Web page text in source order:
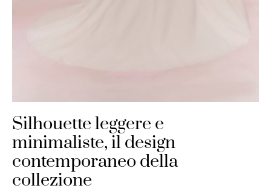
Silhouette leggere e
minimaliste, il design
contemporaneo della
collezione